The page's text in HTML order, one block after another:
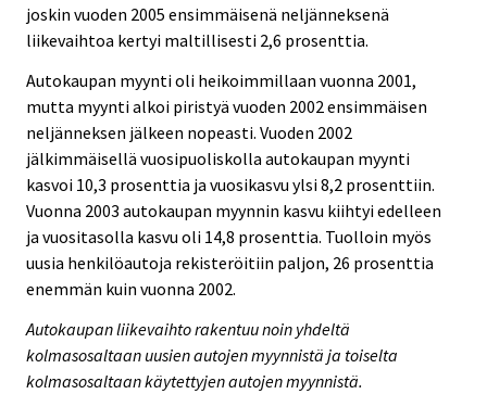
joskin vuoden 2005 ensimmäisenä neljänneksenä
liikevaihtoa kertyi maltillisesti 2,6 prosenttia.
Autokaupan myynti oli heikoimmillaan vuonna 2001,
mutta myynti alkoi piristyä vuoden 2002 ensimmäisen
neljänneksen jälkeen nopeasti. Vuoden 2002
jälkimmäisellä vuosipuoliskolla autokaupan myynti
kasvoi 10,3 prosenttia ja vuosikasvu ylsi 8,2 prosenttiin.
Vuonna 2003 autokaupan myynnin kasvu kiihtyi edelleen
ja vuositasolla kasvu oli 14,8 prosenttia. Tuolloin myös
uusia henkilöautoja rekisteröitiin paljon, 26 prosenttia
enemmän kuin vuonna 2002.
Autokaupan liikevaihto rakentuu noin yhdeltä
kolmasosaltaan uusien autojen myynnistä ja toiselta
kolmasosaltaan käytettyjen autojen myynnistä.